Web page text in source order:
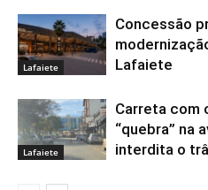
Lafaiete
Concessão
Lafaiete
Lafaiete
Carreta com
“quebra” na
interdita o